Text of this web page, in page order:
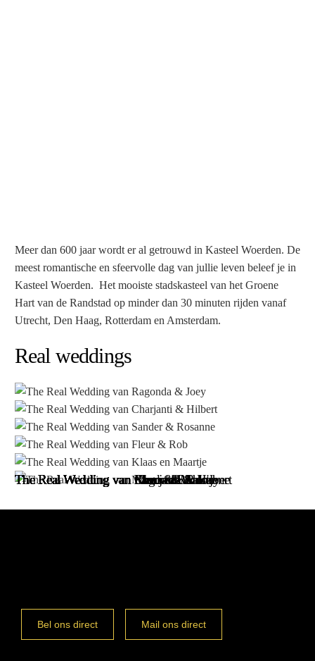
Meer dan 600 jaar wordt er al getrouwd in Kasteel Woerden. De
meest romantische en sfeervolle dag van jullie leven beleef je in
Kasteel Woerden. Het mooiste stadskasteel van het Groene
Hart van de Randstad op minder dan 30 minuten rijden vanaf
Utrecht, Den Haag, Rotterdam en Amsterdam.
Real weddings
The Real Wedding van Ragonda & Joey
The Real Wedding van Charjanti & Hilbert
The Real Wedding van Sander & Rosanne
The Real Wedding van Fleur & Rob
The Real Wedding van Klaas en Maartje
The Real Wedding van Marco & Anke
Bel ons direct Mail ons direct